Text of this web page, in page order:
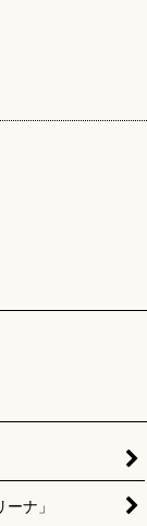
ナ」